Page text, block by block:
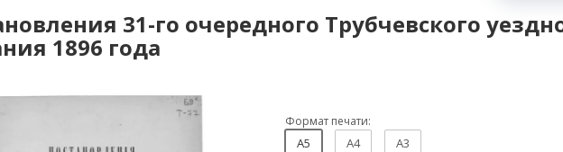
31-го очередного Трубчевского
1896 года
Формат печати:
A5 A4 A3